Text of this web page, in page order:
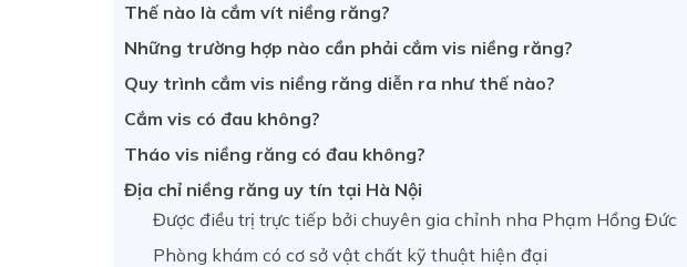
Thế nào là cắm vít niềng răng?
Những trường hợp nào cần phải cắm vis niềng răng?
Quy trình cắm vis niềng răng diễn ra như thế nào?
Cắm vis có đau không?
Tháo vis niềng răng có đau không?
Địa chỉ niềng răng uy tín tại Hà Nội
Được điều trị trực tiếp bởi chuyên gia chỉnh nha Phạm Hồng Đức
Phòng khám có cơ sở vật chất kỹ thuật hiện đại